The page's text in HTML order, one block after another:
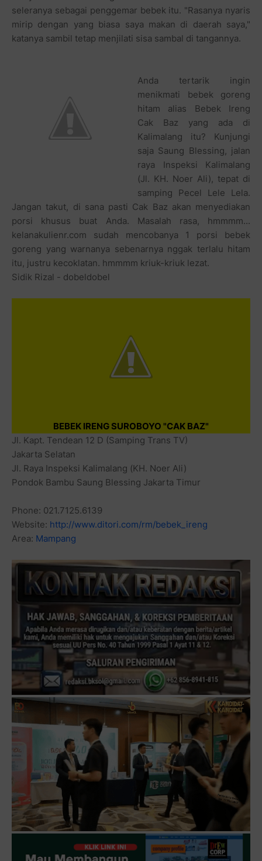
seleranya sebagai penggemar bebek itu. "Rasanya nyaris
mirip dengan yang biasa saya makan di daerah saya,"
katanya sambil tetap menjilati sisa sambal di tangannya.
Anda tertarik ingin
menikmati bebek goreng
hitam alias Bebek Ireng
Cak Baz yang ada di
Kalimalang itu? Kunjungi
saja Saung Blessing, jalan
raya Inspeksi Kalimalang
(Jl. KH. Noer Ali), tepat di
samping Pecel Lele Lela.
Jangan takut, di sana pasti Cak Baz akan menyediakan
porsi khusus buat Anda. Masalah rasa, hmmmm...
kelanakulienr.com sudah mencobanya 1 porsi bebek
goreng yang warnanya sebenarnya nggak terlalu hitam
itu, justru kecoklatan. hmmmm kriuk-kriuk lezat.
Sidik Rizal - dobeldobel
BEBEK IRENG SUROBOYO "CAK BAZ"
Jl. Kapt. Tendean 12 D (Samping Trans TV)
Jakarta Selatan
Jl. Raya Inspeksi Kalimalang (KH. Noer Ali)
Pondok Bambu Saung Blessing Jakarta Timur
Phone: 021.7125.6139
Website: http://www.ditori.com/rm/bebek_ireng
Area: Mampang